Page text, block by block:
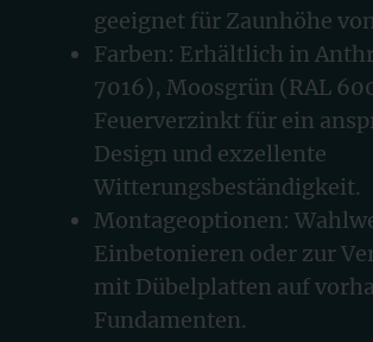
geeignet für Zaunhöhe
Farben: Erhältlich in
7016), Moosgrün (RAL
Feuerverzinkt für ein
Design und exzellente
Witterungsbeständigkeit.
Montageoptionen:
Einbetonieren oder zur
mit Dübelplatten auf
Fundamenten.